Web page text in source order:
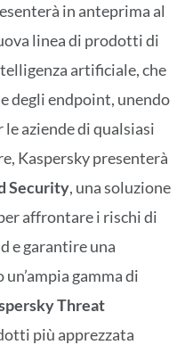
in anteprima al
linea di prodotti di
artificiale, che
degli endpoint, unendo
le aziende di qualsiasi
Kaspersky presenterà
Security, una soluzione
affrontare i rischi di
e garantire una
gamma di
Threat
più apprezzata